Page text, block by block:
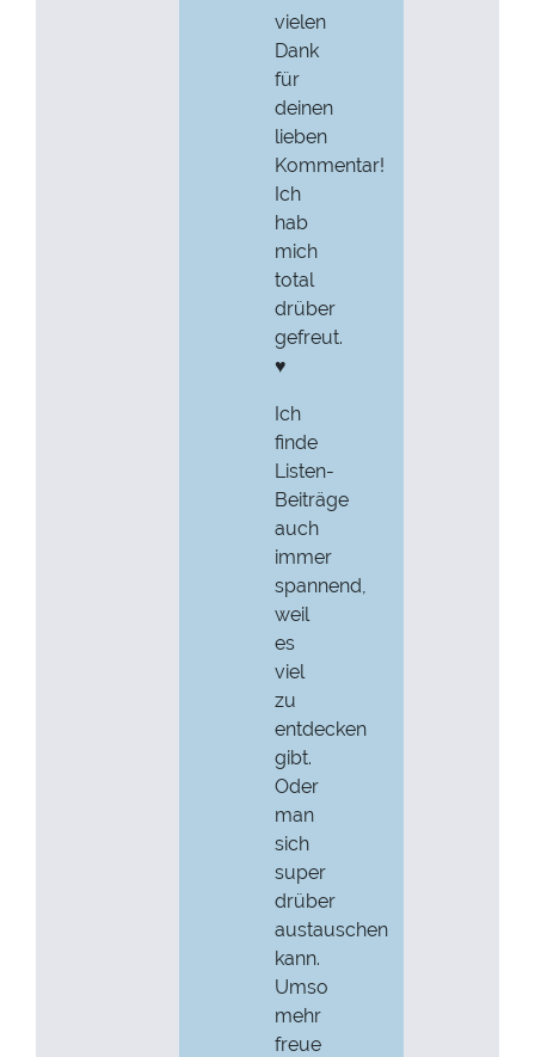
vielen
Dank
für
deinen
lieben
Kommentar!
Ich
hab
mich
total
drüber
gefreut.
♥
Ich
finde
Listen-
Beiträge
auch
immer
spannend,
weil
es
viel
zu
entdecken
gibt.
Oder
man
sich
super
drüber
austauschen
kann.
Umso
mehr
freue